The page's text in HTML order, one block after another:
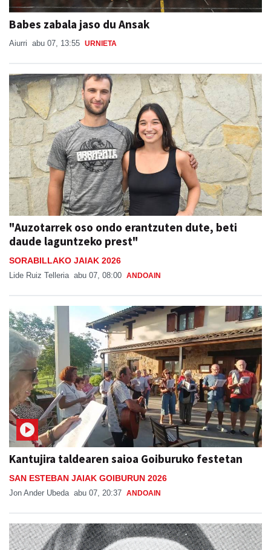
Babes zabala jaso du Ansak
Aiurri abu 07, 13:55 URNIETA
"Auzotarrek oso ondo erantzuten dute, beti
daude laguntzeko prest"
SORABILLAKO JAIAK 2026
Lide Ruiz Telleria abu 07, 08:00 ANDOAIN
Kantujira taldearen saioa Goiburuko festetan
SAN ESTEBAN JAIAK GOIBURUN 2026
Jon Ander Ubeda abu 07, 20:37 ANDOAIN